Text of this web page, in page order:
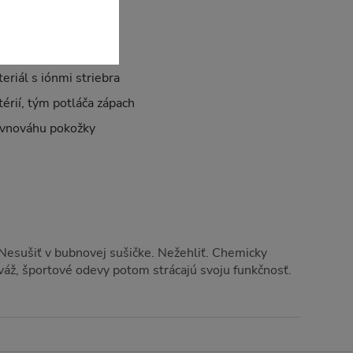
s iónmi striebra
tým potláča zápach
pokožky
v bubnovej sušičke. Nežehliť. Chemicky
športové odevy potom strácajú svoju funkčnosť.